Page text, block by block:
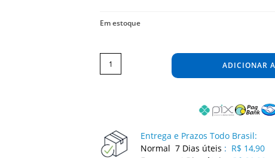
Em estoque
Skin
Xbox
360
Controle
Adesivo
Pelicula
ADICIONAR
Entrega e Prazos Todo Brasil:
Normal 7 Dias úteis : R$ 14,90